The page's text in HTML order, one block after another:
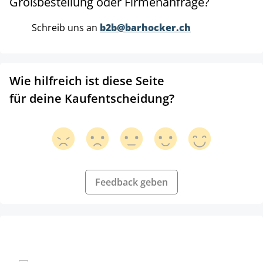
Schreib uns an b2b@barhocker.ch
Wie hilfreich ist diese Seite
für deine Kaufentscheidung?
Feedback geben